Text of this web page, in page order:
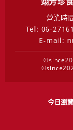
營業時
Tel: 06-
E-mail:
今日瀏